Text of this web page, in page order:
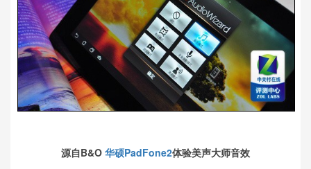
源自B&O 华硕PadFone2体验美声大师音效